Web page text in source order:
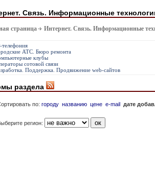
Связь. Информационные
страница Интернет. Связь. Информационные
телефония
АТС. Бюро ремонта
клубы
сотовой связи
Поддержка. Продвижение web-сайтов
раздела
по:городу названию цене e-mail дате
регион: